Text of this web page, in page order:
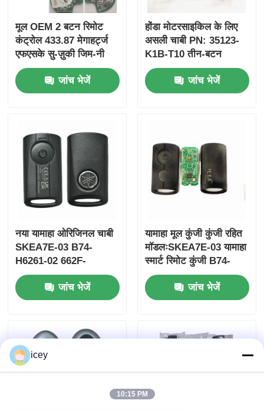
उत्पाद
मूल OEM 2 बटन रिमोट
कंट्रोल 433.87 मेगाहर्ट्ज
एफएसके सु-ज़ुकी जिम-नी
2005-2017 के लिए बिना
चिप 37182-ए 7 के लिए
केवल थोक MOQ 50 पीसी
जांच भेजें
होंडा मोटरसाइकिल के लिए
असली चाबी PN: 35123-
K1B-T10 तीन-बटन
FSK433.92MHz
ID47chip रिमोट कार की
जांच भेजें
नया यामाहा ओरिजिनल चाबी
SKEA7E-03 B74-
H6261-02 662F-
SKEA7D03
जांच भेजें
यामाहा मूल कुंजी कुंजी रहित
मॉडलःSKEA7E-03 यामाहा
स्मार्ट रिमोट कुंजी B74-
H6261-02/662F-
SKEA7D03 के लिए
जांच भेजें
icey
10:15 PM